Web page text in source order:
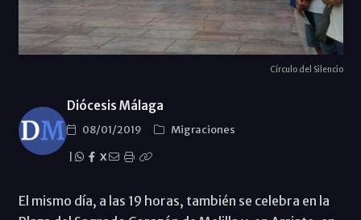
Círculo del Silencio
Diócesis Málaga
08/01/2019
Migraciones
X
El mismo día, a las 19 horas, también se celebra en la